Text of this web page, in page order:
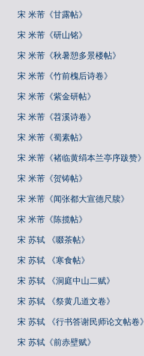
宋 米芾《甘露帖》
宋 米芾《研山铭》
宋 米芾《秋暑憩多景楼帖》
宋 米芾《竹前槐后诗卷》
宋 米芾《紫金研帖》
宋 米芾《苕溪诗卷》
宋 米芾《蜀素帖》
宋 米芾《褚临黄绢本兰亭序跋赞》
宋 米芾《贺铸帖》
宋 米芾《闻张都大宣德尺牍》
宋 米芾《陈揽帖》
宋 苏轼 《啜茶帖》
宋 苏轼 《寒食帖》
宋 苏轼 《洞庭中山二赋》
宋 苏轼 《祭黄几道文卷》
宋 苏轼 《行书答谢民师论文帖卷》
宋 苏轼《前赤壁赋》